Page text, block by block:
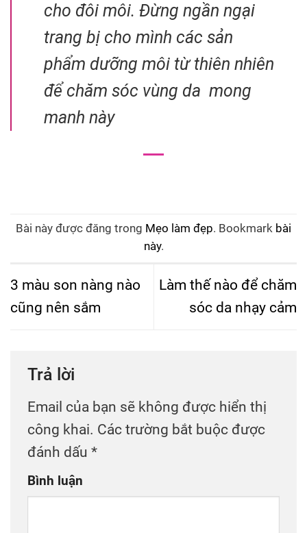
cho đôi môi. Đừng ngần ngại
trang bị cho mình các sản
phẩm dưỡng môi từ thiên nhiên
để chăm sóc vùng da mong
manh này
Bài này được đăng trong Mẹo làm đẹp. Bookmark bài
này.
3 màu son nàng nào
cũng nên sắm
Làm thế nào để chăm
sóc da nhạy cảm
Trả lời
Email của bạn sẽ không được hiển thị
công khai. Các trường bắt buộc được
đánh dấu *
Bình luận